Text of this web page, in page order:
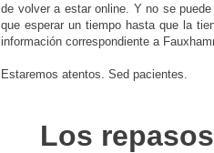
de volver a estar online. Y no se
que esperar un tiempo hasta que la
información correspondiente a
Estaremos atentos. Sed pacientes.
Los